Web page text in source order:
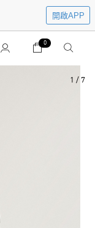
開啟APP
0
1 / 7